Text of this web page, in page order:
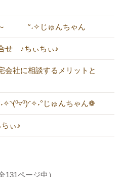
～ °˖✧じゅんちゃん
せ ♪ちぃちぃ♪
会社に相談するメリットと
じゅんちゃん❁
ぃ♪
131ページ中）